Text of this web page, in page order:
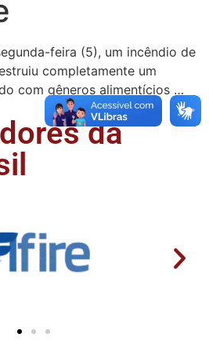
feira (5), um incêndio de
completamente um
com gêneros alimentícios …
da